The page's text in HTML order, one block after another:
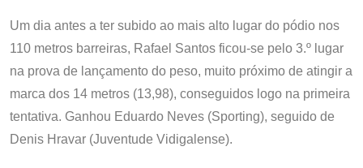
Um dia antes a ter subido ao mais alto lugar do pódio nos
110 metros barreiras, Rafael Santos ficou-se pelo 3.º lugar
na prova de lançamento do peso, muito próximo de atingir a
marca dos 14 metros (13,98), conseguidos logo na primeira
tentativa. Ganhou Eduardo Neves (Sporting), seguido de
Denis Hravar (Juventude Vidigalense).